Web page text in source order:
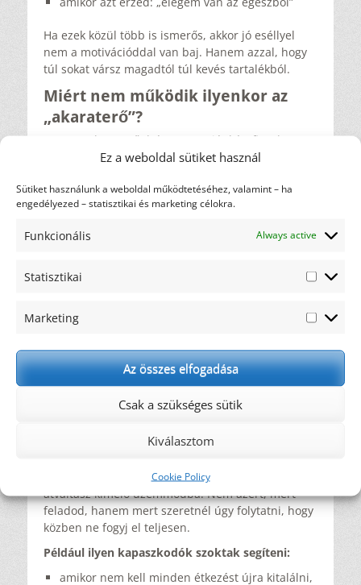
Ez a weboldal sütiket használ
Sütiket használunk a weboldal működtetéséhez, valamint – ha
engedélyezed – statisztikai és marketing célokra.
Funkcionális Always active
Statisztikai
Marketing
Az összes elfogadása
Csak a szükséges sütik
Kiválasztom
Cookie Policy
Ha ezek közül több is ismerős, akkor jó eséllyel
nem a motivációddal van baj. Hanem azzal, hogy
túl sokat vársz magadtól túl kevés tartalékból.
Miért nem működik ilyenkor az
„akaraterő”?
Mert az akaraterő drága. Energiát kér, figyelmet
kér, döntéseket kér. És ha eleve fáradt vagy, akkor
egész nap navigálni. Nem az a megoldás, hogy
„használd erősebben”, mert attól nem lesz több
legalább átállsz takarékra. Nem azért, mert
Motiváció ≠ kitartás
A motiváció jön-megy. A kitartás – vagy talán
pontosabb úgy mondani: a folytatás képessége –
sokszor nem belső tűzből születik, hanem abból,
hogy van mibe kapaszkodni akkor is, amikor fáradt
Ilyenkor nem feltétlenül nagy döntésekre van
legkisebb, tartható verzióig. Vagy pár napra
átváltasz kímélő üzemmódba. Nem azért, mert
feladod, hanem mert szeretnél úgy folytatni, hogy
közben ne fogyj el teljesen.
Például ilyen kapaszkodók szoktak segíteni:
amikor nem kell minden étkezést újra kitalálni,